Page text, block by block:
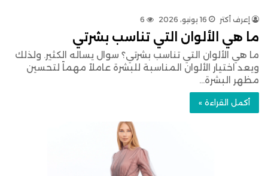
إعرف أكتر 16 يونيو، 2026 6
ما هي الألوان التي تناسب بشرتي
ما هي الألوان التي تناسب بشرتي؟ سوال يساله الكثير. ولذلك
ويعد اختيار الألوان المناسبة للبشرة عاملاً مهماً لتحسين
مظهر البشرة…
أكمل القراءة »